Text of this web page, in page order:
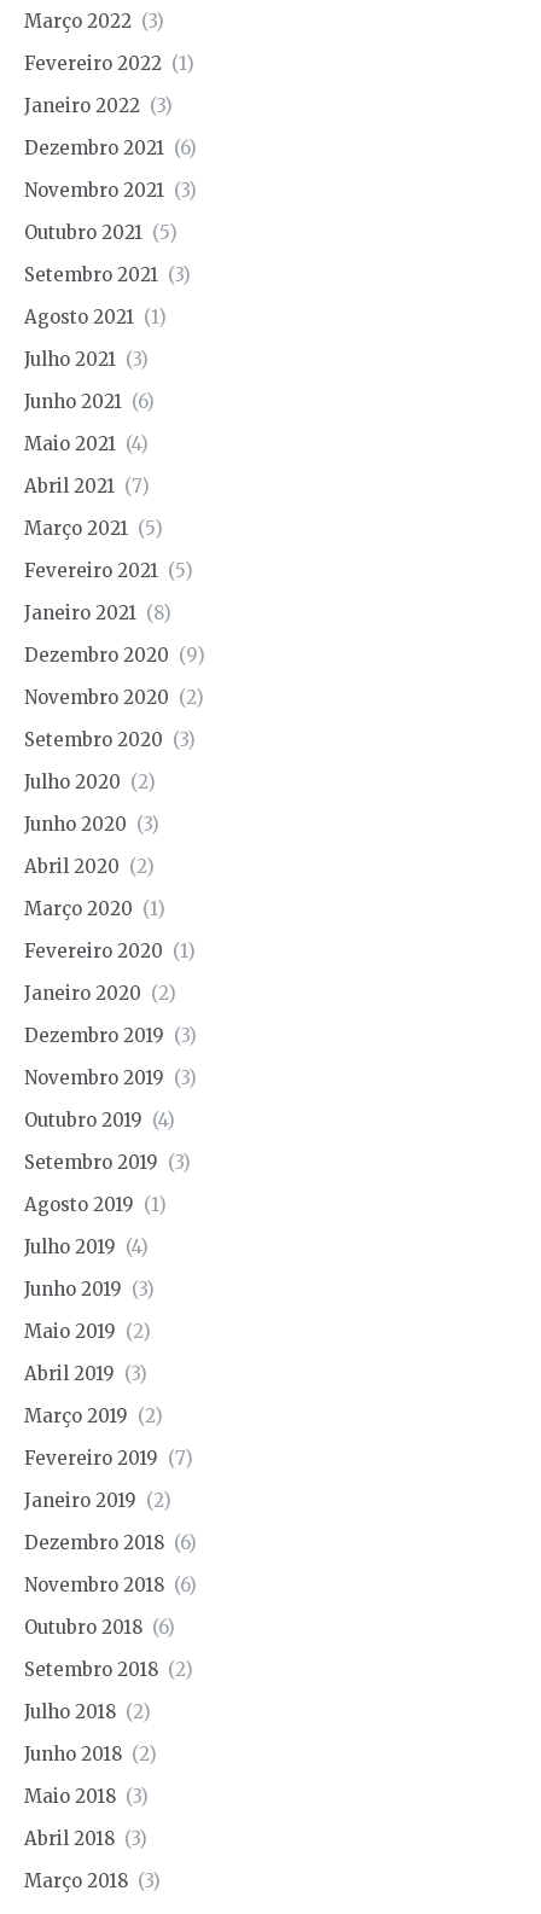
Março 2022 (3)
Fevereiro 2022 (1)
Janeiro 2022 (3)
Dezembro 2021 (6)
Novembro 2021 (3)
Outubro 2021 (5)
Setembro 2021 (3)
Agosto 2021 (1)
Julho 2021 (3)
Junho 2021 (6)
Maio 2021 (4)
Abril 2021 (7)
Março 2021 (5)
Fevereiro 2021 (5)
Janeiro 2021 (8)
Dezembro 2020 (9)
Novembro 2020 (2)
Setembro 2020 (3)
Julho 2020 (2)
Junho 2020 (3)
Abril 2020 (2)
Março 2020 (1)
Fevereiro 2020 (1)
Janeiro 2020 (2)
Dezembro 2019 (3)
Novembro 2019 (3)
Outubro 2019 (4)
Setembro 2019 (3)
Agosto 2019 (1)
Julho 2019 (4)
Junho 2019 (3)
Maio 2019 (2)
Abril 2019 (3)
Março 2019 (2)
Fevereiro 2019 (7)
Janeiro 2019 (2)
Dezembro 2018 (6)
Novembro 2018 (6)
Outubro 2018 (6)
Setembro 2018 (2)
Julho 2018 (2)
Junho 2018 (2)
Maio 2018 (3)
Abril 2018 (3)
Março 2018 (3)